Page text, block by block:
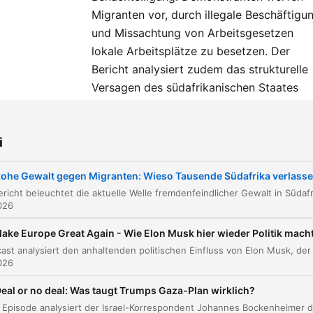
Migranten vor, durch illegale
und Missachtung von Arbeitsgesetzen
lokale Arbeitsplätze zu besetzen. Der
Bericht analysiert zudem das strukturelle
Versagen des südafrikanischen Staates
sowie die enorme soziale Ungleichheit im
00:00:09 Porträt von Brian Miranda in Mossel Bay
00:02:05
Die Ausbreitung fremdenfeindlicher Gewalt in
Der Ausnahmezustand und die
Gewalt gegen Migranten: Wieso Tausende Südafrika
Europe Great Again - Wie Elon Musk hier wieder Politik
or no deal: Was taugt Trumps Gaza-Plan wirklich?